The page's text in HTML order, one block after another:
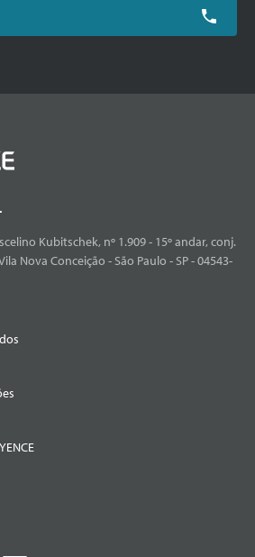
Kubitschek, nº 1.909 - 15º andar, conj.
Nova Conceição - São Paulo - SP - 04543-